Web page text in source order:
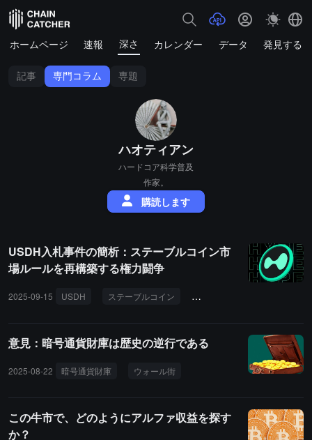
ホームページ 速報 深さ カレンダー データ 発見する
記事 専門コラム 専題
ハオティアン
ハードコア科学普及
作家。
購読します
USDH入札事件の簡析：ステーブルコイン市
場ルールを再構築する権力闘争
2025-09-15 USDH ステーブルコイン 入札
意見：暗号通貨財庫は歴史の逆行である
2025-08-22 暗号通貨財庫 ウォール街
この牛市で、どのようにアルファ収益を探す
か？